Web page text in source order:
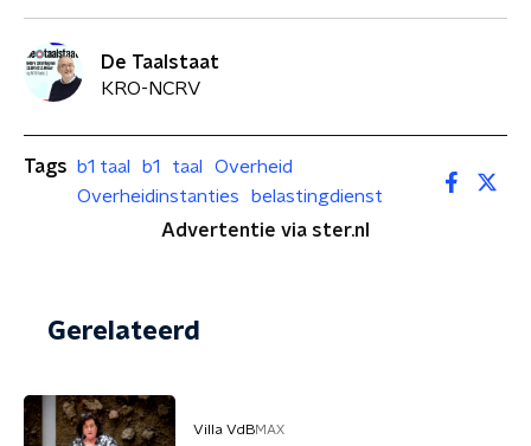
De Taalstaat
KRO-NCRV
Tags b1 taal b1 taal
Overheid
Overheidinstanties
belastingdienst
Advertentie via ster.nl
Gerelateerd
Villa VdBMAX